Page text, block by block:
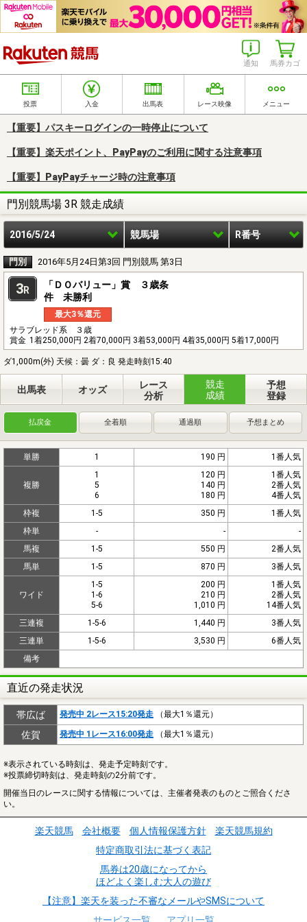
馬券カゴ
通知
投票 入金 出馬表 レース映像 メニュー
【重要】パスキーログインの一時停止について
【重要】楽天ポイント、PayPayのご利用に関する注意事項
【重要】PayPayチャージ時の注意事項
門別競馬場 3R 競走成績
2016/5/24 競馬場 R番号
門別 2016年5月24日第3回 門別競馬 第3日
3R
「ＤＯバリュー」賞 ３歳条
件 未勝利
最大3％還元
サラブレッド系 ３歳
賞金 1着250,000円 2着70,000円 3着53,000円 4着35,000円 5着17,000円
ダ1,000m(外) 天候：曇 ダ：良 発走時刻15:40
出馬表 オッズ
レース
分析
競走
成績
予想
登録
払戻金 全着順 通過順 予想まとめ
単勝 1 190 円 1番人気
複勝
1
5
6
120 円
140 円
180 円
1番人気
2番人気
4番人気
枠複
1-5 350 円
1番人気
枠単
- -
-
馬複
1-5 550 円
2番人気
馬単
1-5 870 円 3番人気
ワイド
1-5
1-6
5-6
200 円
210 円
1,010 円
1番人気
2番人気
14番人気
三連複
1-5-6 1,440 円
3番人気
三連単
1-5-6 3,530 円
6番人気
備考
直近の発走状況
帯広ば 発売中 2レース15:20発走 （最大1％還元）
佐賀 発売中 1レース16:00発走 （最大1％還元）
※表示されている時刻は、発走予定時刻です。
※投票締切時刻は、発走時刻の2分前です。
開催当日のレースに関する情報については、主催者発表のものとご照合くださ
い。
楽天競馬 会社概要 個人情報保護方針
楽天競馬規約
特定商取引法に基づく表記
馬券は20歳になってから
ほどよく楽しむ大人の遊び
【注意】楽天を装った不審なメールやSMSについて
サービス一覧
アプリ一覧